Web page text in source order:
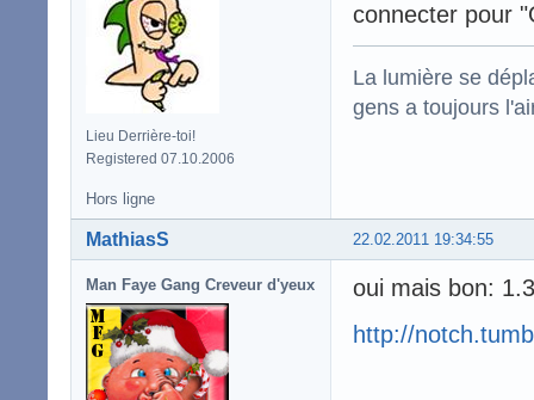
Lieu Derrière-toi!
Registered 07.10.2006
connecter pour
La lumière se
gens a toujours
Hors ligne
22.02.2011 19:34:55
MathiasS
Man Faye Gang Creveur d'yeux
oui mais bon:
http://